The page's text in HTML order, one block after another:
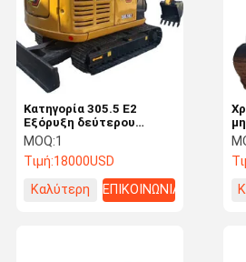
Κατηγορία 305.5 Ε2
Εξόρυξη δεύτερου
χειριστή 5 τόνων με ισχύ
εσωτερικής καύσης
MOQ:1
Τιμή:18000USD
Καλύτερη
ΕΠΙΚΟΙΝΩΝΙΑ